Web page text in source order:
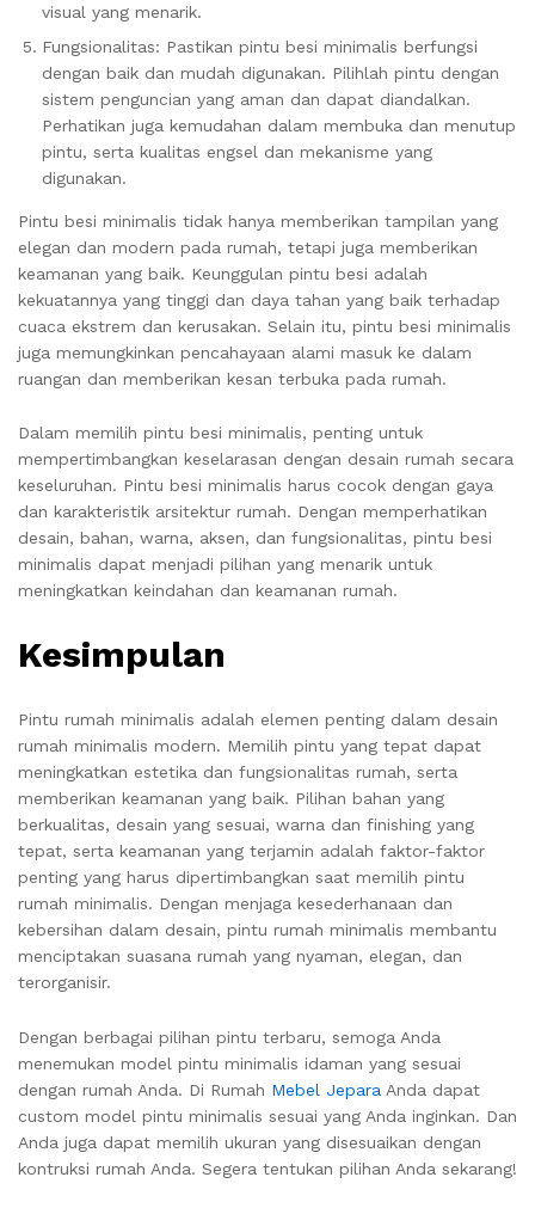
visual yang menarik.
Fungsionalitas: Pastikan pintu besi minimalis berfungsi
dengan baik dan mudah digunakan. Pilihlah pintu dengan
sistem penguncian yang aman dan dapat diandalkan.
Perhatikan juga kemudahan dalam membuka dan menutup
pintu, serta kualitas engsel dan mekanisme yang
digunakan.
Pintu besi minimalis tidak hanya memberikan tampilan yang
elegan dan modern pada rumah, tetapi juga memberikan
keamanan yang baik. Keunggulan pintu besi adalah
kekuatannya yang tinggi dan daya tahan yang baik terhadap
cuaca ekstrem dan kerusakan. Selain itu, pintu besi minimalis
juga memungkinkan pencahayaan alami masuk ke dalam
ruangan dan memberikan kesan terbuka pada rumah.
Dalam memilih pintu besi minimalis, penting untuk
mempertimbangkan keselarasan dengan desain rumah secara
keseluruhan. Pintu besi minimalis harus cocok dengan gaya
dan karakteristik arsitektur rumah. Dengan memperhatikan
desain, bahan, warna, aksen, dan fungsionalitas, pintu besi
minimalis dapat menjadi pilihan yang menarik untuk
meningkatkan keindahan dan keamanan rumah.
Kesimpulan
Pintu rumah minimalis adalah elemen penting dalam desain
rumah minimalis modern. Memilih pintu yang tepat dapat
meningkatkan estetika dan fungsionalitas rumah, serta
memberikan keamanan yang baik. Pilihan bahan yang
berkualitas, desain yang sesuai, warna dan finishing yang
tepat, serta keamanan yang terjamin adalah faktor-faktor
penting yang harus dipertimbangkan saat memilih pintu
rumah minimalis. Dengan menjaga kesederhanaan dan
kebersihan dalam desain, pintu rumah minimalis membantu
menciptakan suasana rumah yang nyaman, elegan, dan
terorganisir.
Dengan berbagai pilihan pintu terbaru, semoga Anda
menemukan model pintu minimalis idaman yang sesuai
dengan rumah Anda. Di Rumah Mebel Jepara Anda dapat
custom model pintu minimalis sesuai yang Anda inginkan. Dan
Anda juga dapat memilih ukuran yang disesuaikan dengan
kontruksi rumah Anda. Segera tentukan pilihan Anda sekarang!